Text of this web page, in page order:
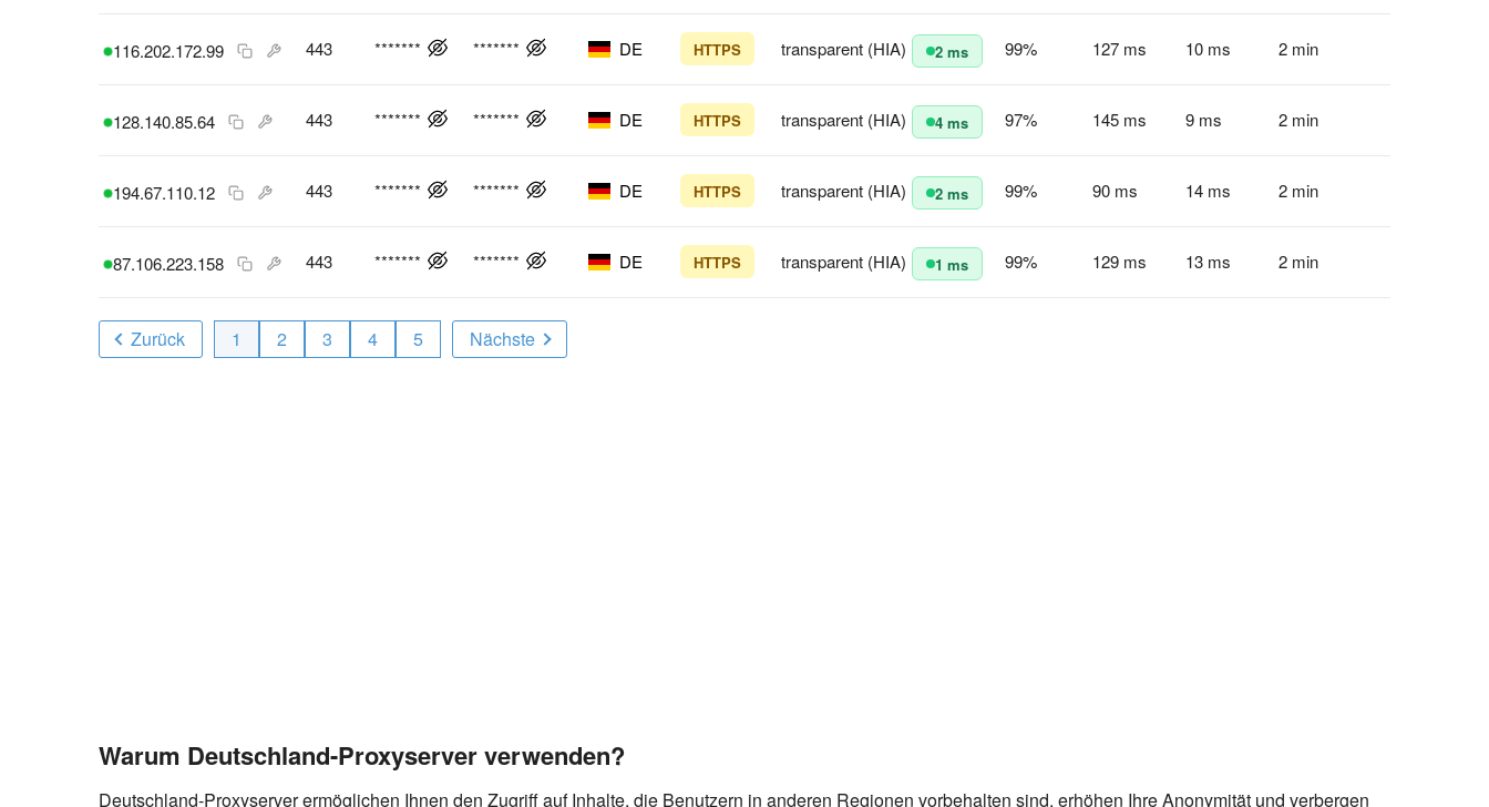
116.202.172.99 443 ******* ******* DE HTTPS transparent (HIA) 2 ms 99% 127 ms 10 ms 2 min
128.140.85.64 443 ******* ******* DE HTTPS transparent (HIA) 4 ms 97% 145 ms 9 ms 2 min
194.67.110.12 443 ******* ******* DE HTTPS transparent (HIA) 2 ms 99% 90 ms 14 ms 2 min
87.106.223.158 443 ******* ******* DE HTTPS transparent (HIA) 1 ms 99% 129 ms 13 ms 2 min
Zurück 1 2 3 4 5 Nächste
Warum Deutschland-Proxyserver verwenden?
Deutschland-Proxyserver ermöglichen Ihnen den Zugriff auf Inhalte, die Benutzern in anderen Regionen vorbehalten sind, erhöhen Ihre Anonymität und verbergen